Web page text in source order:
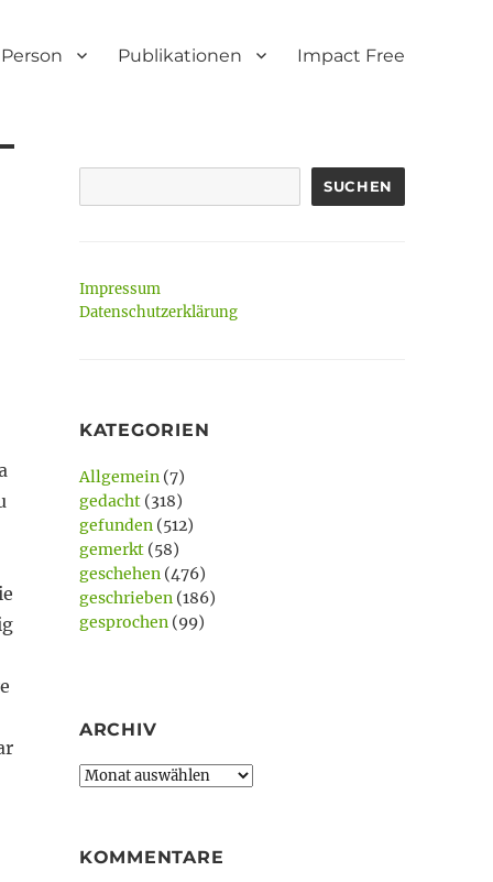
Person Publikationen Impact Free
SUCHEN
Impressum
Datenschutzerklärung
KATEGORIEN
Allgemein(7)
gedacht(318)
gefunden(512)
gemerkt(58)
geschehen(476)
geschrieben(186)
gesprochen(99)
ARCHIV
Archiv
KOMMENTARE